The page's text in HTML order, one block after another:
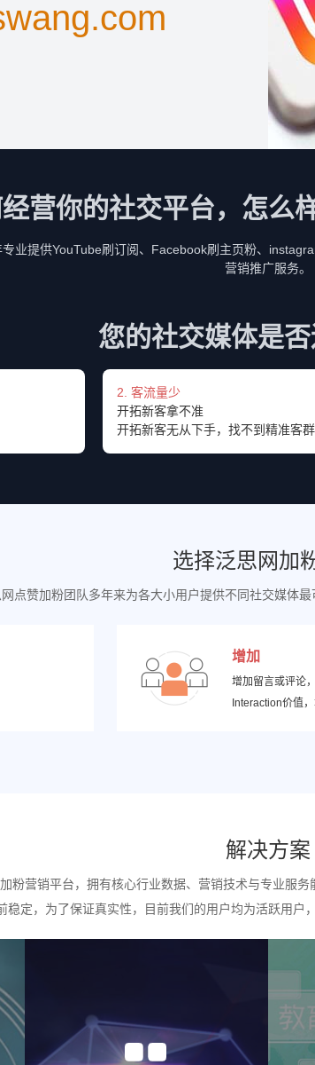
营你的社交平台，怎么
业提供YouTube刷订阅、Facebook刷主页粉、
营销推广服务。
您的社交媒体是
2. 客流量少
开拓新客拿不准
开拓新客无从下手，找不到精准客群
选择泛思网加
点赞加粉团队多年来为各大小用户提供不同社交媒体
增加
增加留言或评论
Interaction价值
解决方案
粉营销平台，拥有核心行业数据、营销技术与专业服务
稳定，为了保证真实性，目前我们的用户均为活跃用户